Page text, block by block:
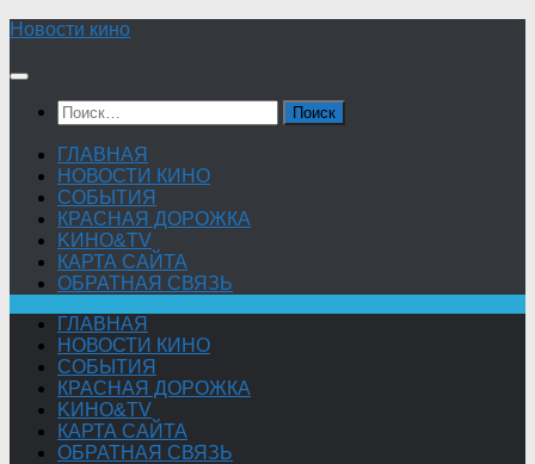
Skip
content
Новости кино
Найти:
ГЛАВНАЯ
НОВОСТИ КИНО
СОБЫТИЯ
КРАСНАЯ ДОРОЖКА
KИНО&TV
КАРТА САЙТА
ОБРАТНАЯ СВЯЗЬ
ГЛАВНАЯ
НОВОСТИ КИНО
СОБЫТИЯ
КРАСНАЯ ДОРОЖКА
KИНО&TV
КАРТА САЙТА
ОБРАТНАЯ СВЯЗЬ